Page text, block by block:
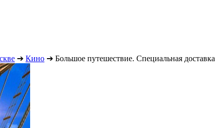
➔ Кино ➔ Большое путешествие. Специальная доставка